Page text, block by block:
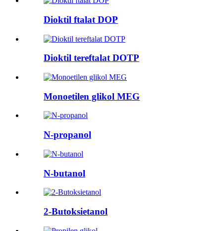
Dioktil ftalat DOP
Dioktil tereftalat DOTP
Monoetilen glikol MEG
N-propanol
N-butanol
2-Butoksietanol